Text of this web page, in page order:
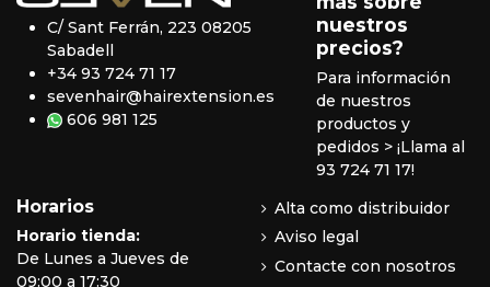
C/ Sant Ferrán, 223 08205
Sabadell
+34 93 724 71 17
sevenhair@hairextension.es
606 981 125
nuestros
precios?
Para información
de nuestros
productos y
pedidos > ¡Llama al
93 724 71 17!
Horarios
Horario tienda:
De Lunes a Jueves de
09:00 a 17:30
Alta como distribuidor
Aviso legal
Contacte con nosotros